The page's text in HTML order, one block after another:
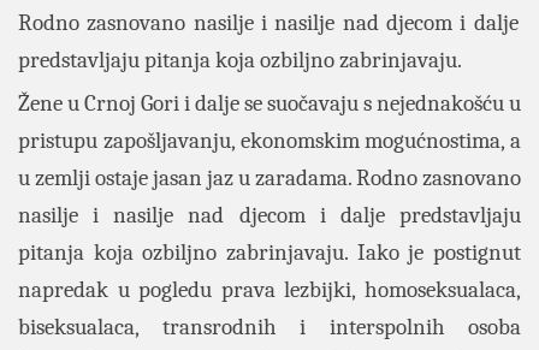
Rodno zasnovano nasilje i nasilje nad djecom i dalje
predstavljaju pitanja koja ozbiljno zabrinjavaju.
Žene u Crnoj Gori i dalje se suočavaju s nejednakošću u
pristupu zapošljavanju, ekonomskim mogućnostima, a
u zemlji ostaje jasan jaz u zaradama. Rodno zasnovano
nasilje i nasilje nad djecom i dalje predstavljaju
pitanja koja ozbiljno zabrinjavaju. Iako je postignut
napredak u pogledu prava lezbijki, homoseksualaca,
biseksualaca, transrodnih i interspolnih osoba